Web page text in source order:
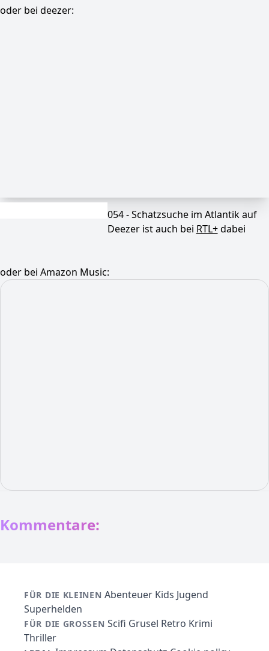
oder bei deezer:
054 - Schatzsuche im Atlantik auf
Deezer ist auch bei RTL+dabei
oder bei Amazon Music:
Kommentare:
FÜR DIE KLEINEN Abenteuer Kids Jugend
Superhelden
FÜR DIE GROSSEN Scifi Grusel Retro Krimi
Thriller